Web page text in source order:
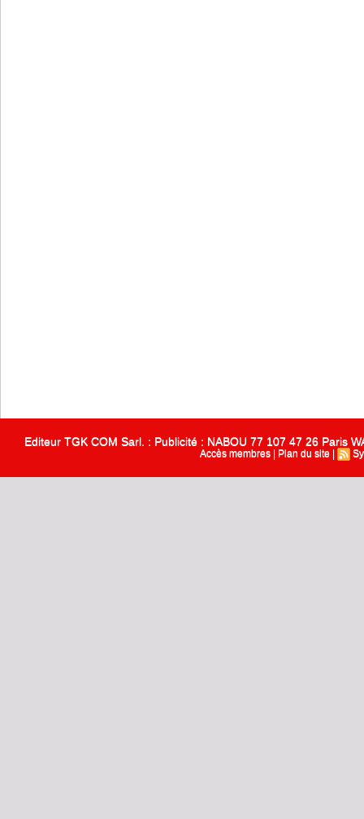
Editeur TGK COM Sarl. : Publicité : NABOU 77 107 47 26 Paris
Accès membres Plan du site